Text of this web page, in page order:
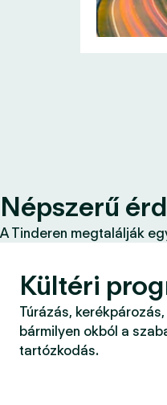
Népszerű
A Tinderen megtalálják
Kültéri
Túrázás,
bármilyen okból a
tartózkodás.